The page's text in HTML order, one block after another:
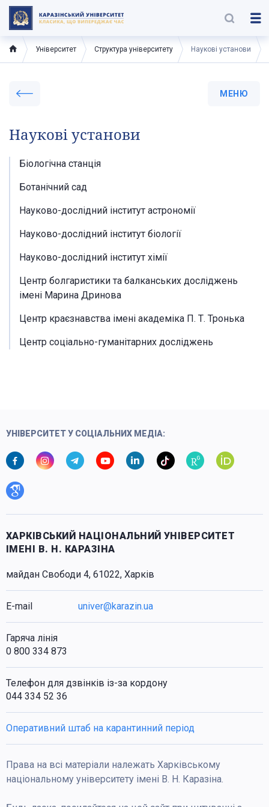
Університет Структура університету Наукові установи
МЕНЮ
Наукові установи
Біологічна станція
Ботанічний сад
Науково-дослідний інститут астрономії
Науково-дослідний інститут біології
Науково-дослідний інститут хімії
Центр болгаристики та балканських досліджень
імені Марина Дринова
Центр краєзнавства імені академіка П. Т. Тронька
Центр соціально-гуманітарних досліджень
УНІВЕРСИТЕТ У СОЦІАЛЬНИХ МЕДІА:
ХАРКІВСЬКИЙ НАЦІОНАЛЬНИЙ УНІВЕРСИТЕТ
ІМЕНІ В. Н. КАРАЗІНА
майдан Свободи 4, 61022, Харків
E-mail univer@karazin.ua
Гаряча лінія
0 800 334 873
Телефон для дзвінків із-за кордону
044 334 52 36
Оперативний штаб на карантинний період
Права на всі матеріали належать Харківському
національному університету імені В. Н. Каразіна.